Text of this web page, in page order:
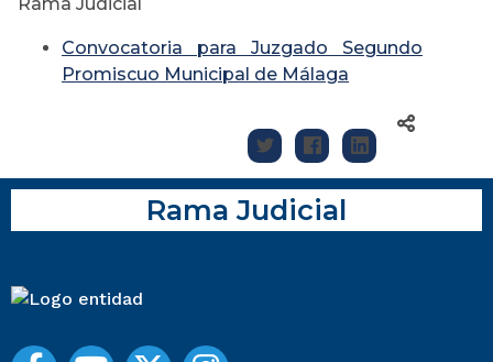
Convocatoria para Juzgado Segundo
Promiscuo Municipal de Málaga
Rama Judicial